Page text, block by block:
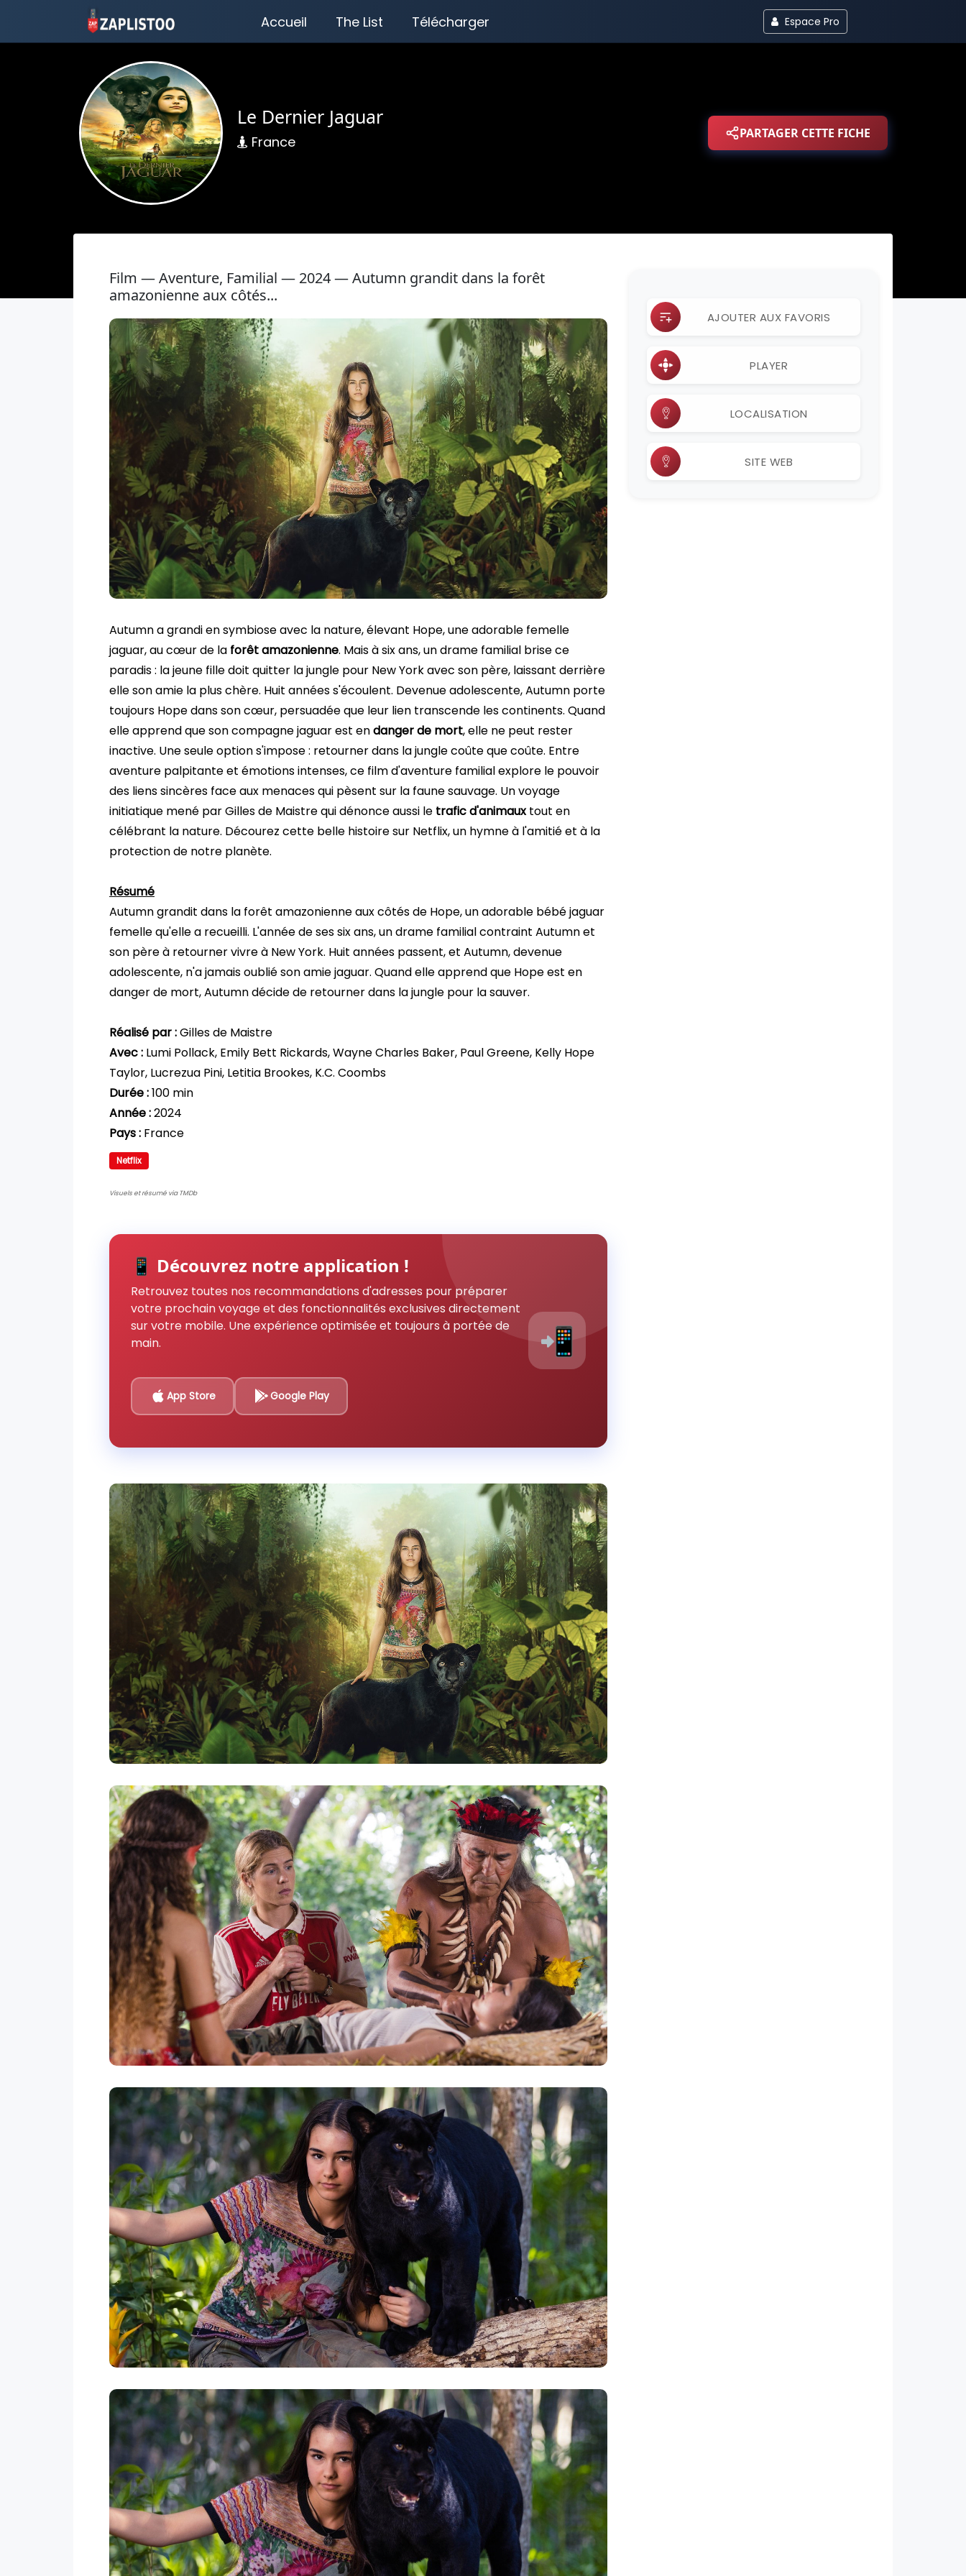
Accueil The List Télécharger Espace Pro
Le Dernier Jaguar
France PARTAGER CETTE FICHE
Film — Aventure, Familial — 2024 — Autumn grandit dans la forêt
amazonienne aux côtés...
Autumn a grandi en symbiose avec la nature, élevant Hope, une adorable femelle
jaguar, au cœur de la forêt amazonienne. Mais à six ans, un drame familial brise ce
paradis : la jeune fille doit quitter la jungle pour New York avec son père, laissant derrière
elle son amie la plus chère. Huit années s'écoulent. Devenue adolescente, Autumn porte
toujours Hope dans son cœur, persuadée que leur lien transcende les continents. Quand
elle apprend que son compagne jaguar est endanger de mort, elle ne peut rester
inactive. Une seule option s'impose : retourner dans la jungle coûte que coûte. Entre
aventure palpitante et émotions intenses, ce film d'aventure familial explore le pouvoir
des liens sincères face aux menaces qui pèsent sur la faune sauvage. Un voyage
initiatique mené par Gilles de Maistre qui dénonce aussi le trafic d'animauxtout en
célébrant la nature. Décourez cette belle histoire sur Netflix, un hymne à l'amitié et à la
protection de notre planète.
Résumé
Autumn grandit dans la forêt amazonienne aux côtés de Hope, un adorable bébé jaguar
femelle qu'elle a recueilli. L'année de ses six ans, un drame familial contraint Autumn et
son père à retourner vivre à New York. Huit années passent, et Autumn, devenue
adolescente, n'a jamais oublié son amie jaguar. Quand elle apprend que Hope est en
danger de mort, Autumn décide de retourner dans la jungle pour la sauver.
Réalisé par :Gilles de Maistre
Avec : Lumi Pollack, Emily Bett Rickards, Wayne Charles Baker, Paul Greene, Kelly Hope
Taylor, Lucrezua Pini, Letitia Brookes, K.C. Coombs
Durée :100 min
Année :2024
Pays : France
Netflix
Visuels et résumé via TMDb
📱 Découvrez notre application !
Retrouvez toutes nos recommandations d'adresses pour préparer
votre prochain voyage et des fonctionnalités exclusives directement
sur votre mobile. Une expérience optimisée et toujours à portée de
main.
App Store Google Play
📲
AJOUTER AUX FAVORIS
PLAYER
LOCALISATION
SITE WEB